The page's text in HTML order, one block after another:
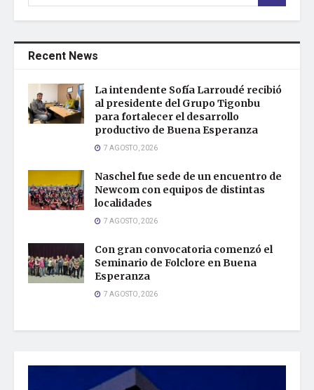
Recent News
La intendente Sofía Larroudé recibió
al presidente del Grupo Tigonbu
para fortalecer el desarrollo
productivo de Buena Esperanza
7 AGOSTO, 2026
Naschel fue sede de un encuentro de
Newcom con equipos de distintas
localidades
7 AGOSTO, 2026
Con gran convocatoria comenzó el
Seminario de Folclore en Buena
Esperanza
7 AGOSTO, 2026